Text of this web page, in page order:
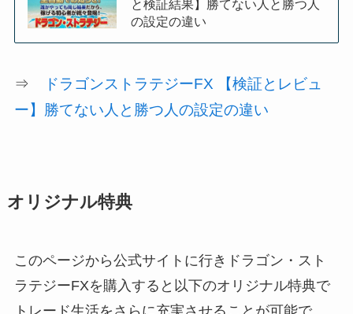
と検証結果】勝てない人と勝つ人
の設定の違い
⇒
ドラゴンストラテジーFX 【検証とレビュ
ー】勝てない人と勝つ人の設定の違い
オリジナル特典
このページから公式サイトに行きドラゴン・スト
ラテジーFXを購入すると以下のオリジナル特典で